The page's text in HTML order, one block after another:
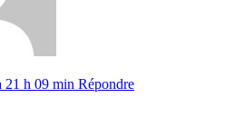
21 h 09 min Répondre